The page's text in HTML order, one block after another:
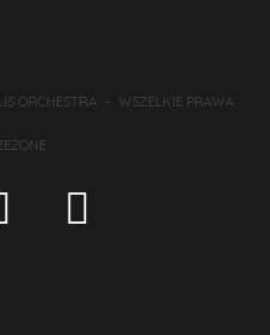
ORCHESTRA – WSZELKIE PRAWA